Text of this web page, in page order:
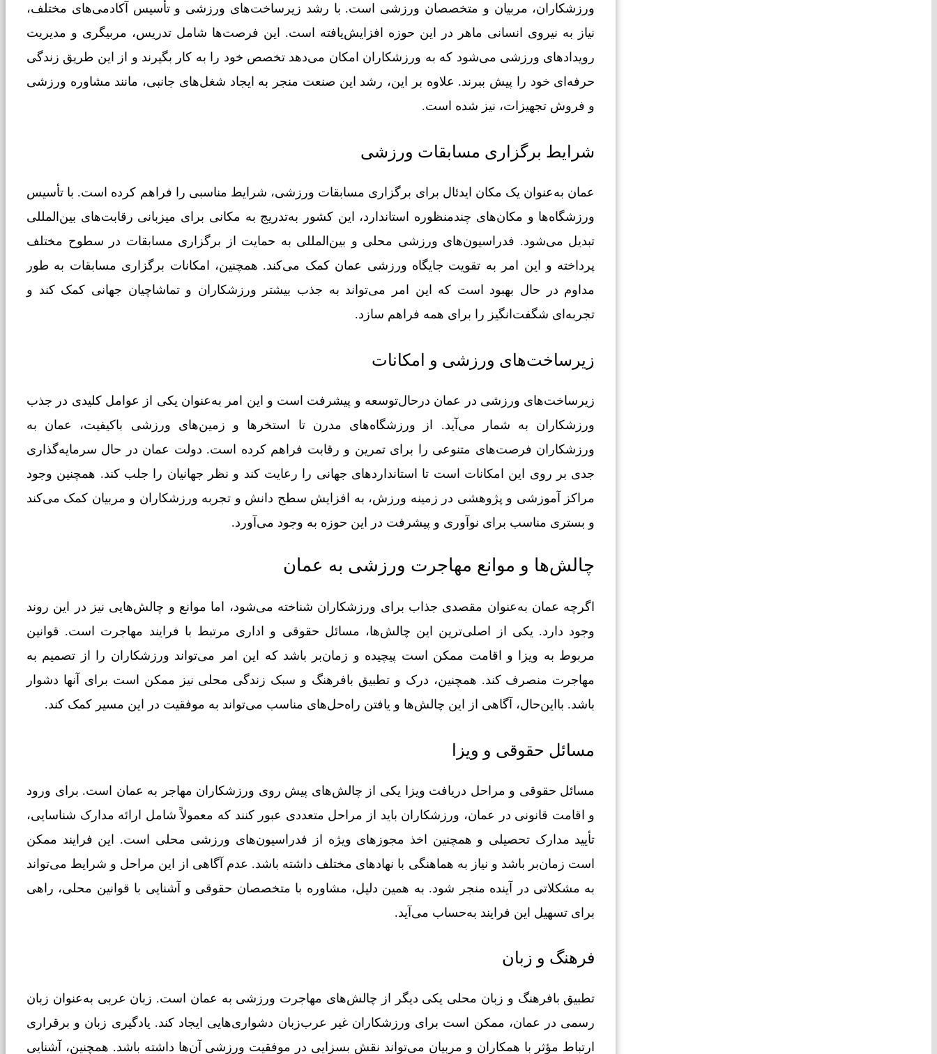
ورزشکاران، مربیان و متخصصان ورزشی است. با رشد زیرساخت‌های ورزشی و تأسیس آکادمی‌های مختلف،
نیاز به نیروی انسانی ماهر در این حوزه افزایش‌یافته است. این فرصت‌ها شامل تدریس، مربیگری و مدیریت
رویدادهای ورزشی می‌شود که به ورزشکاران امکان می‌دهد تخصص خود را به کار بگیرند و از این طریق زندگی
حرفه‌ای خود را پیش ببرند. علاوه بر این، رشد این صنعت منجر به ایجاد شغل‌های جانبی، مانند مشاوره ورزشی
و فروش تجهیزات، نیز شده است.
شرایط برگزاری مسابقات ورزشی
عمان به‌عنوان یک مکان ایدئال برای برگزاری مسابقات ورزشی، شرایط مناسبی را فراهم کرده است. با تأسیس
ورزشگاه‌ها و مکان‌های چندمنظوره استاندارد، این کشور به‌تدریج به مکانی برای میزبانی رقابت‌های بین‌المللی
تبدیل می‌شود. فدراسیون‌های ورزشی محلی و بین‌المللی به حمایت از برگزاری مسابقات در سطوح مختلف
پرداخته و این امر به تقویت جایگاه ورزشی عمان کمک می‌کند. همچنین، امکانات برگزاری مسابقات به طور
مداوم در حال بهبود است که این امر می‌تواند به جذب بیشتر ورزشکاران و تماشاچیان جهانی کمک کند و
تجربه‌ای شگفت‌انگیز را برای همه فراهم سازد.
زیرساخت‌های ورزشی و امکانات
زیرساخت‌های ورزشی در عمان درحال‌توسعه و پیشرفت است و این امر به‌عنوان یکی از عوامل کلیدی در جذب
ورزشکاران به شمار می‌آید. از ورزشگاه‌های مدرن تا استخرها و زمین‌های ورزشی باکیفیت، عمان به
ورزشکاران فرصت‌های متنوعی را برای تمرین و رقابت فراهم کرده است. دولت عمان در حال سرمایه‌گذاری
جدی بر روی این امکانات است تا استانداردهای جهانی را رعایت کند و نظر جهانیان را جلب کند. همچنین وجود
مراکز آموزشی و پژوهشی در زمینه ورزش، به افزایش سطح دانش و تجربه ورزشکاران و مربیان کمک می‌کند
و بستری مناسب برای نوآوری و پیشرفت در این حوزه به وجود می‌آورد.
چالش‌ها و موانع مهاجرت ورزشی به عمان
اگرچه عمان به‌عنوان مقصدی جذاب برای ورزشکاران شناخته می‌شود، اما موانع و چالش‌هایی نیز در این روند
وجود دارد. یکی از اصلی‌ترین این چالش‌ها، مسائل حقوقی و اداری مرتبط با فرایند مهاجرت است. قوانین
مربوط به ویزا و اقامت ممکن است پیچیده و زمان‌بر باشد که این امر می‌تواند ورزشکاران را از تصمیم به
مهاجرت منصرف کند. همچنین، درک و تطبیق بافرهنگ و سبک زندگی محلی نیز ممکن است برای آنها دشوار
باشد. بااین‌حال، آگاهی از این چالش‌ها و یافتن راه‌حل‌های مناسب می‌تواند به موفقیت در این مسیر کمک کند.
مسائل حقوقی و ویزا
مسائل حقوقی و مراحل دریافت ویزا یکی از چالش‌های پیش روی ورزشکاران مهاجر به عمان است. برای ورود
و اقامت قانونی در عمان، ورزشکاران باید از مراحل متعددی عبور کنند که معمولاً شامل ارائه مدارک شناسایی،
تأیید مدارک تحصیلی و همچنین اخذ مجوزهای ویژه از فدراسیون‌های ورزشی محلی است. این فرایند ممکن
است زمان‌بر باشد و نیاز به هماهنگی با نهادهای مختلف داشته باشد. عدم آگاهی از این مراحل و شرایط می‌تواند
به مشکلاتی در آینده منجر شود. به همین دلیل، مشاوره با متخصصان حقوقی و آشنایی با قوانین محلی، راهی
برای تسهیل این فرایند به‌حساب می‌آید.
فرهنگ و زبان
تطبیق بافرهنگ و زبان محلی یکی دیگر از چالش‌های مهاجرت ورزشی به عمان است. زبان عربی به‌عنوان زبان
رسمی در عمان، ممکن است برای ورزشکاران غیر عرب‌زبان دشواری‌هایی ایجاد کند. یادگیری زبان و برقراری
ارتباط مؤثر با همکاران و مربیان می‌تواند نقش بسزایی در موفقیت ورزشی آن‌ها داشته باشد. همچنین، آشنایی